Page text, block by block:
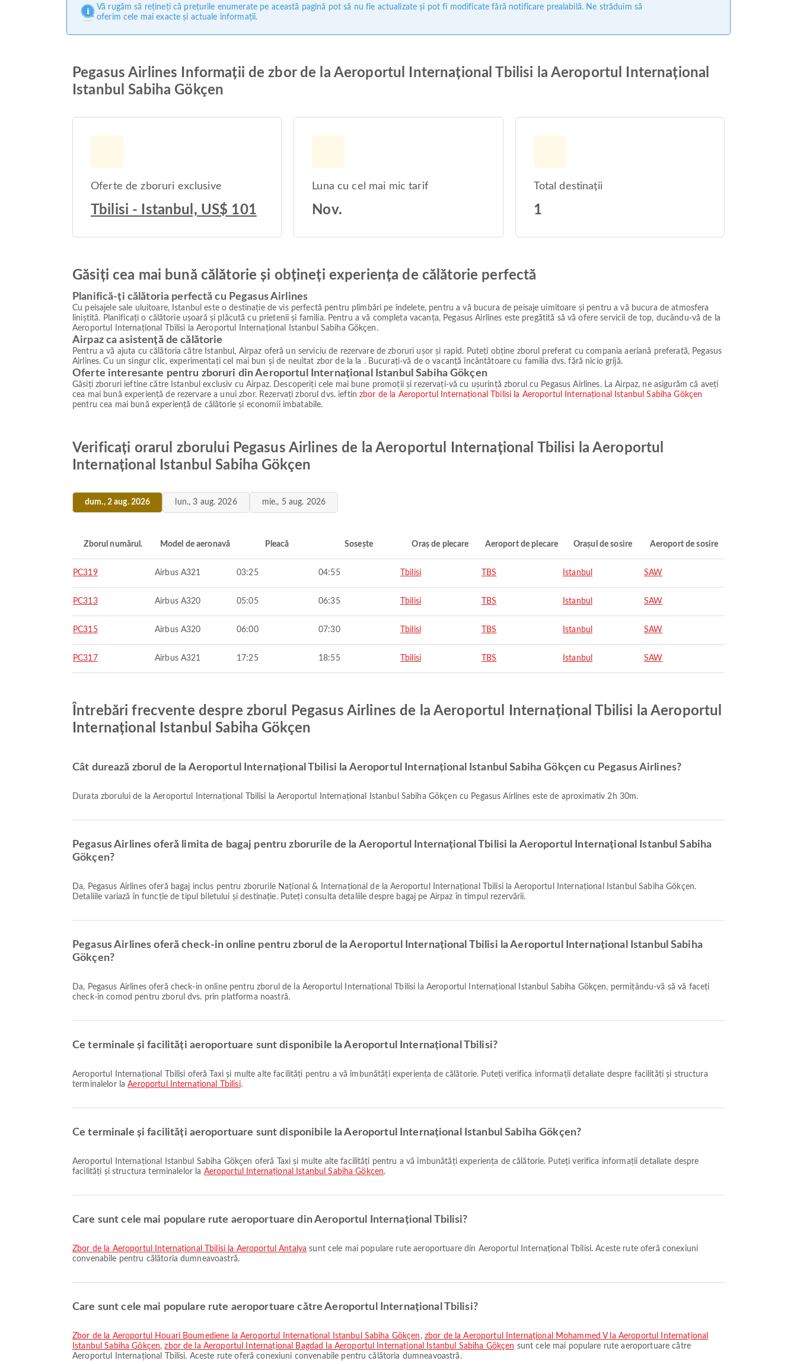
Vă rugăm să rețineți că prețurile enumerate pe această pagină pot să nu fie actualizate și pot fi modificate fără notificare prealabilă. Ne străduim să
oferim cele mai exacte și actuale informații.
Pegasus Airlines Informații de zbor de la Aeroportul Internațional Tbilisi la Aeroportul Internațional
Istanbul Sabiha Gökçen
Oferte de zboruri exclusive
Tbilisi - Istanbul, US$ 101
Luna cu cel mai mic tarif
Nov.
Total destinații
1
Găsiți cea mai bună călătorie și obțineți experiența de călătorie perfectă
Planifică-ți călătoria perfectă cu Pegasus Airlines
Cu peisajele sale uluitoare, Istanbul este o destinație de vis perfectă pentru plimbări pe îndelete, pentru a vă bucura de peisaje uimitoare și pentru a vă bucura de atmosfera
liniștită. Planificați o călătorie ușoară și plăcută cu prietenii și familia. Pentru a vă completa vacanța, Pegasus Airlines este pregătită să vă ofere servicii de top, ducându-vă de la
Aeroportul Internațional Tbilisi la Aeroportul Internațional Istanbul Sabiha Gökçen.
Airpaz ca asistență de călătorie
Pentru a vă ajuta cu călătoria către Istanbul, Airpaz oferă un serviciu de rezervare de zboruri ușor și rapid. Puteți obține zborul preferat cu compania aeriană preferată, Pegasus
Airlines. Cu un singur clic, experimentați cel mai bun și de neuitat zbor de la la . Bucurați-vă de o vacanță încântătoare cu familia dvs. fără nicio grijă.
Oferte interesante pentru zboruri din Aeroportul Internațional Istanbul Sabiha Gökçen
Găsiți zboruri ieftine către Istanbul exclusiv cu Airpaz. Descoperiți cele mai bune promoții și rezervați-vă cu ușurință zborul cu Pegasus Airlines. La Airpaz, ne asigurăm că aveți
cea mai bună experiență de rezervare a unui zbor. Rezervați zborul dvs. ieftinzbor de la Aeroportul Internațional Tbilisi la Aeroportul Internațional Istanbul Sabiha Gökçen
pentru cea mai bună experiență de călătorie și economii imbatabile.
Verificați orarul zborului Pegasus Airlines de la Aeroportul Internațional Tbilisi la Aeroportul
Internațional Istanbul Sabiha Gökçen
dum., 2 aug. 2026 lun., 3 aug. 2026 mie., 5 aug. 2026
Zborul numărul. Model de aeronavă Pleacă Sosește Oraș de plecare Aeroport de plecare Orașul de sosire Aeroport de sosire
PC319 Airbus A321 03:25 04:55 Tbilisi TBS Istanbul SAW
PC313 Airbus A320 05:05 06:35 Tbilisi TBS Istanbul SAW
PC315 Airbus A320 06:00 07:30 Tbilisi TBS Istanbul SAW
PC317 Airbus A321 17:25 18:55 Tbilisi TBS Istanbul SAW
Întrebări frecvente despre zborul Pegasus Airlines de la Aeroportul Internațional Tbilisi la Aeroportul
Internațional Istanbul Sabiha Gökçen
Cât durează zborul de la Aeroportul Internațional Tbilisi la Aeroportul Internațional Istanbul Sabiha Gökçen cu Pegasus Airlines?
Durata zborului de la Aeroportul Internațional Tbilisi la Aeroportul Internațional Istanbul Sabiha Gökçen cu Pegasus Airlines este de aproximativ 2h 30m.
Pegasus Airlines oferă limita de bagaj pentru zborurile de la Aeroportul Internațional Tbilisi la Aeroportul Internațional Istanbul Sabiha
Gökçen?
Da, Pegasus Airlines oferă bagaj inclus pentru zborurile Național & Internațional de la Aeroportul Internațional Tbilisi la Aeroportul Internațional Istanbul Sabiha Gökçen.
Detaliile variază în funcție de tipul biletului și destinație. Puteți consulta detaliile despre bagaj pe Airpaz în timpul rezervării.
Pegasus Airlines oferă check-in online pentru zborul de la Aeroportul Internațional Tbilisi la Aeroportul Internațional Istanbul Sabiha
Gökçen?
Da, Pegasus Airlines oferă check-in online pentru zborul de la Aeroportul Internațional Tbilisi la Aeroportul Internațional Istanbul Sabiha Gökçen, permițându-vă să vă faceți
check-in comod pentru zborul dvs. prin platforma noastră.
Ce terminale și facilități aeroportuare sunt disponibile la Aeroportul Internațional Tbilisi?
Aeroportul Internațional Tbilisi oferă Taxi și multe alte facilități pentru a vă îmbunătăți experiența de călătorie. Puteți verifica informații detaliate despre facilități și structura
terminalelor laAeroportul Internațional Tbilisi.
Ce terminale și facilități aeroportuare sunt disponibile la Aeroportul Internațional Istanbul Sabiha Gökçen?
Aeroportul Internațional Istanbul Sabiha Gökçen oferă Taxi și multe alte facilități pentru a vă îmbunătăți experiența de călătorie. Puteți verifica informații detaliate despre
facilități și structura terminalelor la Aeroportul Internațional Istanbul Sabiha Gökçen.
Care sunt cele mai populare rute aeroportuare din Aeroportul Internațional Tbilisi?
zbor de la Aeroportul Internațional Tbilisi la Aeroportul Antalya sunt cele mai populare rute aeroportuare din Aeroportul Internațional Tbilisi. Aceste rute oferă conexiuni
convenabile pentru călătoria dumneavoastră.
Care sunt cele mai populare rute aeroportuare către Aeroportul Internațional Tbilisi?
zbor de la Aeroportul Houari Boumediene la Aeroportul Internațional Istanbul Sabiha Gökçen , zbor de la Aeroportul Internațional Mohammed V la Aeroportul Internațional
Istanbul Sabiha Gökçen,zbor de la Aeroportul Internațional Bagdad la Aeroportul Internațional Istanbul Sabiha Gökçen sunt cele mai populare rute aeroportuare către
Aeroportul Internațional Tbilisi. Aceste rute oferă conexiuni convenabile pentru călătoria dumneavoastră.